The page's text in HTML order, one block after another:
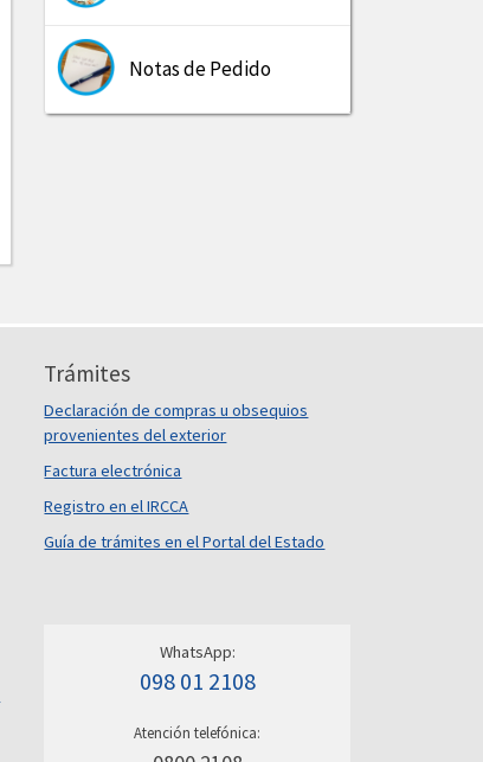
Notas de Pedido
Trámites
Declaración de compras u obsequios
provenientes del exterior
Factura electrónica
Registro en el IRCCA
Guía de trámites en el Portal del Estado
WhatsApp:
098 01 2108
Atención telefónica: